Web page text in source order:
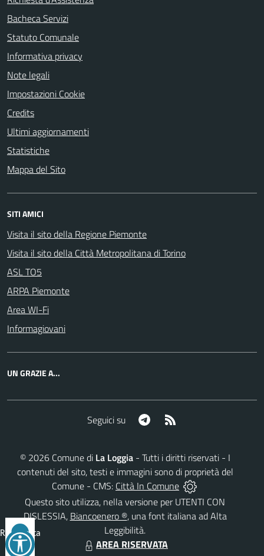
Bacheca Servizi
Statuto Comunale
Informativa privacy
Note legali
Impostazioni Cookie
Credits
Ultimi aggiornamenti
Statistiche
Mappa del Sito
SITI AMICI
Visita il sito della Regione Piemonte
Visita il sito della Città Metropolitana di Torino
ASL TO5
ARPA Piemonte
Area WI-Fi
Informagiovani
UN GRAZIE A...
Seguici su Telegram
© 2026Comune di La Loggia- Tutti i diritti riservati - I
contenuti del sito, testi e immagini sono di proprietà del
Comune - CMS: Città In Comune
Questo sito utilizza, nella versione per UTENTI CON
DISLESSIA, Biancoenero ®, una font italiana ad Alta
Leggibilità.
AREA RISERVATA
Reimposta
tutto